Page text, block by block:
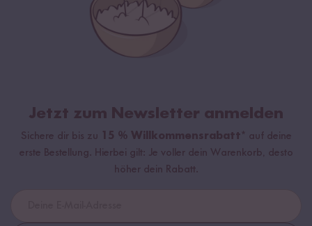
Jetzt zum Newsletter anmelden
Sichere dir bis zu 15 % Willkommensrabatt* auf deine
erste Bestellung. Hierbei gilt: Je voller dein Warenkorb, desto
höher dein Rabatt.